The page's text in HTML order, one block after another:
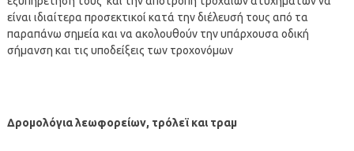
είναι ιδιαίτερα προσεκτικοί κατά την διέλευσή τους από τα
παραπάνω σημεία και να ακολουθούν την υπάρχουσα οδική
σήμανση και τις υποδείξεις των τροχονόμων
Δρομολόγια λεωφορείων, τρόλεϊ και τραμ